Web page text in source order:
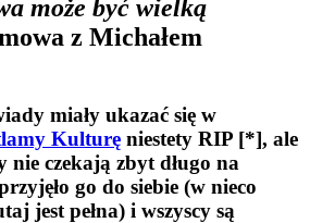
może być wielką
z Michałem
miały ukazać się w
Kulturę niestety RIP [*], ale
nie czekają zbyt długo na
go do siebie (w nieco
jest pełna) i wszyscy są